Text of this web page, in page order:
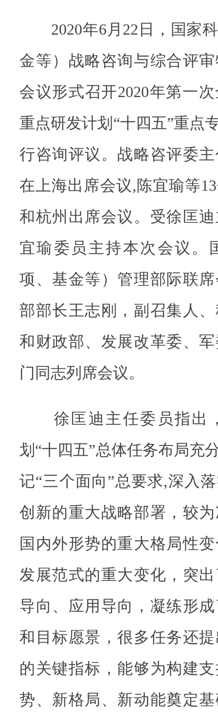
2020年6月22日，国家科
金等）战略咨询与综合评
会议形式召开2020年第一
重点研发计划“十四五”重点
行咨询评议。战略咨评委
在上海出席会议,陈宜瑜等
和杭州出席会议。受徐匡
宜瑜委员主持本次会议。
项、基金等）管理部际联
部部长王志刚，副召集人
和财政部、发展改革委、
门同志列席会议。
徐匡迪主任委员指出
划“十四五”总体任务布局充
记“三个面向”总要求,深入
创新的重大战略部署，较
国内外形势的重大格局性
发展范式的重大变化，突
导向、应用导向，凝练形
和目标愿景，很多任务还
的关键指标，能够为构建
势、新格局、新动能奠定